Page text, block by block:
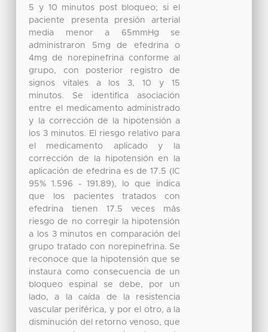
5 y 10 minutos post bloqueo; si el
paciente presenta presión arterial
media menor a 65mmHg se
administraron 5mg de efedrina o
4mg de norepinefrina conforme al
grupo, con posterior registro de
signos vitales a los 3, 10 y 15
minutos. Se identifica asociación
entre el medicamento administrado
y la corrección de la hipotensión a
los 3 minutos. El riesgo relativo para
el medicamento aplicado y la
corrección de la hipotensión en la
aplicación de efedrina es de 17.5 (IC
95% 1.596 - 191.89), lo que indica
que los pacientes tratados con
efedrina tienen 17.5 veces más
riesgo de no corregir la hipotensión
a los 3 minutos en comparación del
grupo tratado con norepinefrina. Se
reconoce que la hipotensión que se
instaura como consecuencia de un
bloqueo espinal se debe, por un
lado, a la caída de la resistencia
vascular periférica, y por el otro, a la
disminución del retorno venoso, que